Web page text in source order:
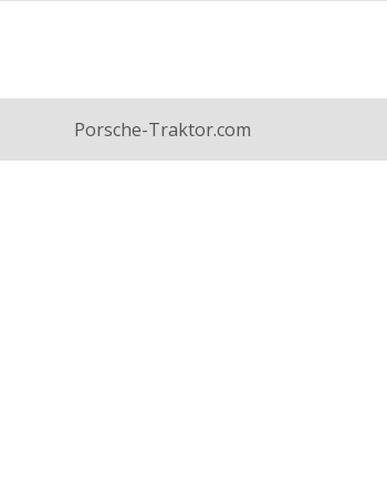
Porsche-Traktor.com